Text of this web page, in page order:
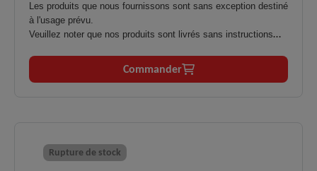
Les produits que nous fournissons sont sans exception destiné
à l'usage prévu.
Veuillez noter que nos produits sont livrés sans instructions
L'installation ne doit être effectuée que par du personnel
qualifié et formé.
Commander
Rupture de stock